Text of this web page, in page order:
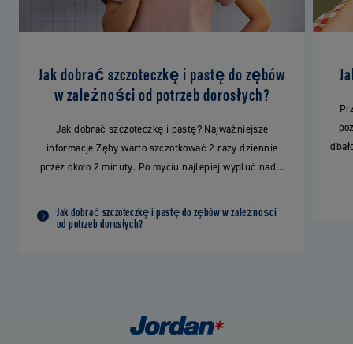
Jak dobrać szczoteczkę i pastę do zębów
w zależności od potrzeb dorosłych?
Jak dobrać szczoteczkę i pastę? Najważniejsze
informacje Zęby warto szczotkować 2 razy dziennie
przez około 2 minuty. Po myciu najlepiej wypluć nad...
Jak dobrać szczoteczkę i pastę do zębów w zależności
od potrzeb dorosłych?